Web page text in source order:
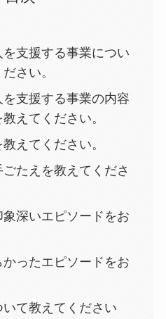
支援する事業につい
さい。
支援する事業の内容
えてください。
えてください。
たえを教えてくださ
深いエピソードをお
ったエピソードをお
て教えてください